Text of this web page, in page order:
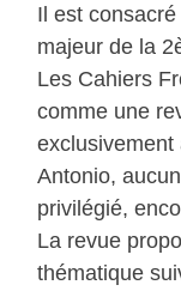
Il est
majeur de la
Les Cahiers
comme une
exclusivement
Antonio,
privilégié,
La revue
thématique